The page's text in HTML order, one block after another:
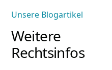
Unsere Blogartikel
Weitere
Rechtsinfos